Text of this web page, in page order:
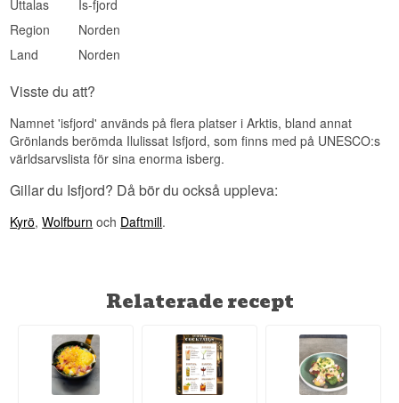
Uttalas
Is-fjord
Region
Norden
Land
Norden
Visste du att?
Namnet 'isfjord' används på flera platser i Arktis, bland annat
Grönlands berömda Ilulissat Isfjord, som finns med på UNESCO:s
världsarvslista för sina enorma isberg.
Gillar du Isfjord? Då bör du också uppleva:
Kyrö,Wolfburn och Daftmill.
Relaterade recept